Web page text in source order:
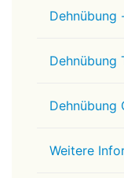
Dehnübung
Dehnübung
Dehnübung
Weitere